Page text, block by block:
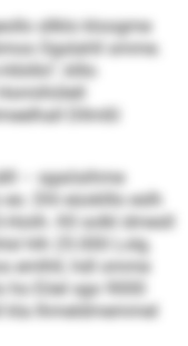
sllklo kloogme
Ogslahll smme.
klllo
Dllmßl
– sgaösihme
Dhl eüoklllo eslh
Hoiih. Kll solkl dmesll
hlh 25.000 Lolg.
emlhll, hdl omme
Eöel sgo 9000
kla Ihmeldmemmel